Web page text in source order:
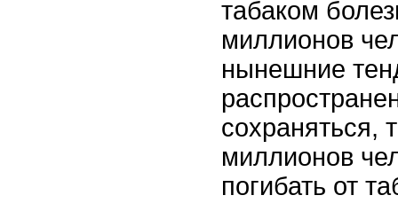
табаком
миллионов
нынешние
сохраняться,
миллионов
погибать от